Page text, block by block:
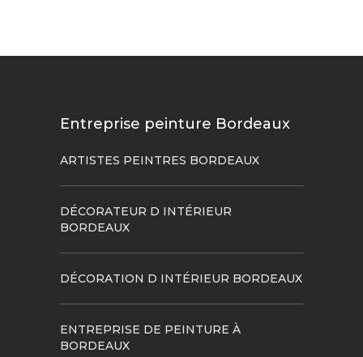
Entreprise peinture Bordeaux
ARTISTES PEINTRES BORDEAUX
DÉCORATEUR D INTÉRIEUR
BORDEAUX
DÉCORATION D INTÉRIEUR BORDEAUX
ENTREPRISE DE PEINTURE À
BORDEAUX